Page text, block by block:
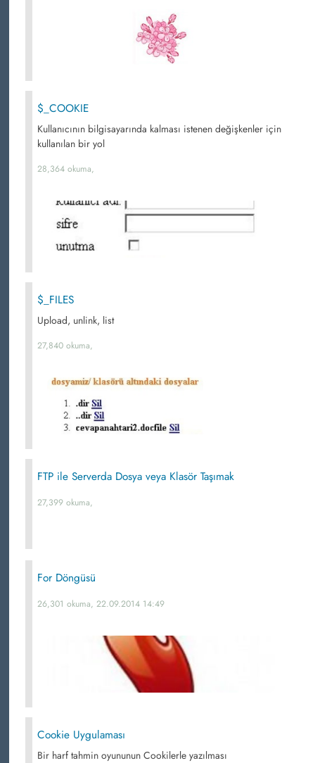
$_COOKIE
Kullanıcının bilgisayarında kalması istenen değişkenler için
kullanılan bir yol
28,364 okuma,
$_FILES
Upload, unlink, list
27,840 okuma,
FTP ile Serverda Dosya veya Klasör Taşımak
27,399 okuma,
For Döngüsü
26,301 okuma, 22.09.2014 14:49
Cookie Uygulaması
Bir harf tahmin oyununun Cookilerle yazılması